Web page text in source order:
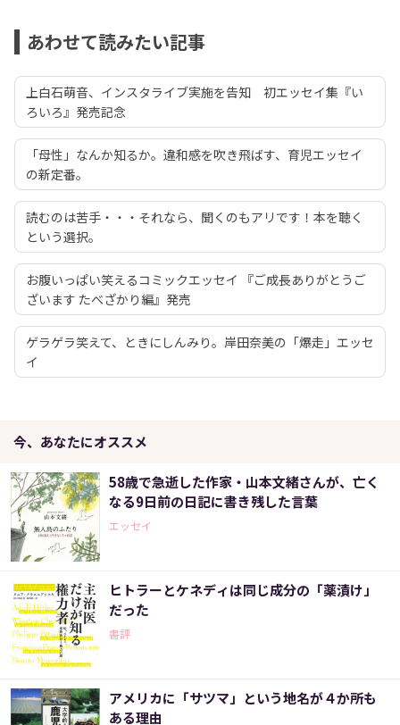
あわせて読みたい記事
上白石萌音、インスタライブ実施を告知 初エッセイ集『い
ろいろ』発売記念
「母性」なんか知るか。違和感を吹き飛ばす、育児エッセイ
の新定番。
読むのは苦手・・・それなら、聞くのもアリです！本を聴く
という選択。
お腹いっぱい笑えるコミックエッセイ 『ご成長ありがとうご
ざいます たべざかり編』発売
ゲラゲラ笑えて、ときにしんみり。岸田奈美の「爆走」エッセ
イ
今、あなたにオススメ
58歳で急逝した作家・山本文緒さんが、亡く
なる9日前の日記に書き残した言葉
エッセイ
ヒトラーとケネディは同じ成分の「薬漬け」
だった
書評
アメリカに「サツマ」という地名が４か所も
ある理由